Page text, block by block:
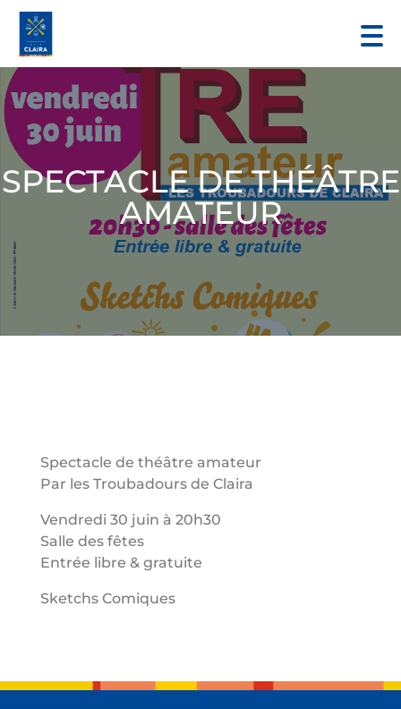
SPECTACLE DE THÉÂTRE
AMATEUR
Spectacle de théâtre amateur
Par les Troubadours de Claira
Vendredi 30 juin à 20h30
Salle des fêtes
Entrée libre & gratuite
Sketchs Comiques